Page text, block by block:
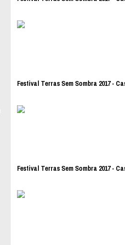
Festival Terras Sem Sombra 2017 -
Festival Terras Sem Sombra 2017 -